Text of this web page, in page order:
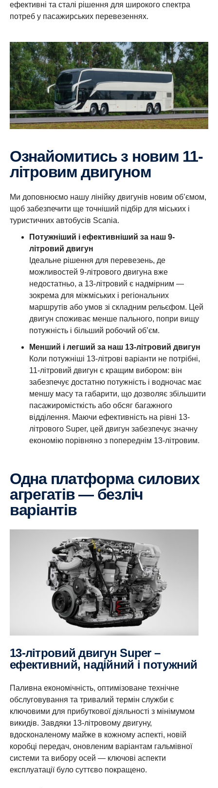
ефективні та сталі рішення для широкого спектра
потреб у пасажирських перевезеннях.
Ознайомитись з новим 11-
літровим двигуном
Ми доповнюємо нашу лінійку двигунів новим об’ємом,
щоб забезпечити ще точніший підбір для міських і
туристичних автобусів Scania.
Потужніший і ефективніший за наш 9-
літровий двигун
Ідеальне рішення для перевезень, де
можливостей 9-літрового двигуна вже
недостатньо, а 13-літровий є надмірним —
зокрема для міжміських і регіональних
маршрутів або умов зі складним рельєфом. Цей
двигун споживає менше пального, попри вищу
потужність і більший робочий об’єм.
Менший і легший за наш 13-літровий двигун
Коли потужніші 13-літрові варіанти не потрібні,
11-літровий двигун є кращим вибором: він
забезпечує достатню потужність і водночас має
меншу масу та габарити, що дозволяє збільшити
пасажиромісткість або обсяг багажного
відділення. Маючи ефективність на рівні 13-
літрового Super, цей двигун забезпечує значну
економію порівняно з попереднім 13-літровим.
Одна платформа силових
агрегатів — безліч
варіантів
13-літровий двигун Super –
ефективний, надійний і потужний
Паливна економічність, оптимізоване технічне
обслуговування та тривалий термін служби є
ключовими для прибуткової діяльності з мінімумом
викидів. Завдяки 13-літровому двигуну,
вдосконаленому майже в кожному аспекті, новій
коробці передач, оновленим варіантам гальмівної
системи та вибору осей — ключові аспекти
експлуатації було суттєво покращено.